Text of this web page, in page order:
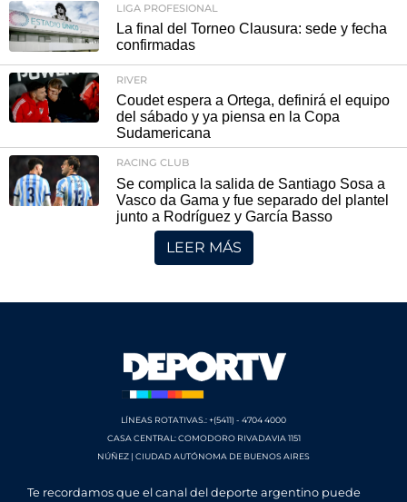
LIGA PROFESIONAL
La final del Torneo Clausura: sede y fecha
confirmadas
RIVER
Coudet espera a Ortega, definirá el equipo
del sábado y ya piensa en la Copa
Sudamericana
RACING CLUB
Se complica la salida de Santiago Sosa a
Vasco da Gama y fue separado del plantel
junto a Rodríguez y García Basso
LEER MÁS
LÍNEAS ROTATIVAS.: +(5411) - 4704 4000
CASA CENTRAL: COMODORO RIVADAVIA 1151
NÚÑEZ | CIUDAD AUTÓNOMA DE BUENOS AIRES
Te recordamos que el canal del deporte argentino puede